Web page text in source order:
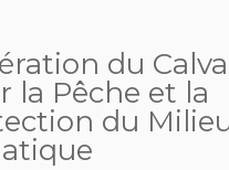
du
la Pêche et la
du